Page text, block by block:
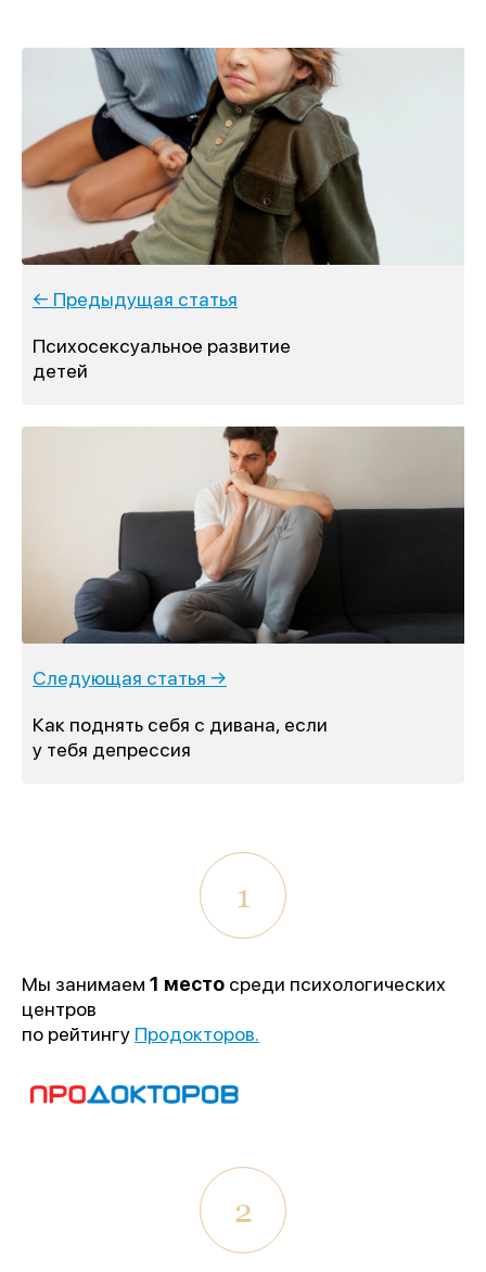
«Лучшее учреждение
психотерапевтического профиля»
← Предыдущая статья
Психосексуальное развитие
детей
Следующая статья →
Как поднять себя с дивана, если
у тебя депрессия
1
Мы занимаем 1 место среди психологических
центров
по рейтингу Продокторов.
2